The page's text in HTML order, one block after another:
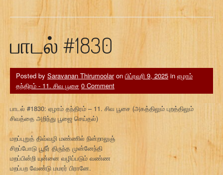
பாடல் #1830
Posted by Saravanan Thirumoolaron பிப்ரவரி 9, 2025 in ஏழாம்
தந்திரம் - 11. சிவ பூசை 0 Comment
பாடல் #1830: ஏழாம் தந்திரம் – 11. சிவ பூசை (அகத்திலும் புறத்திலும்
சிவத்தை அறிந்து பூஜை செய்தல்)
மறப்புறுத் திவ்வழி மண்ணில் நின்றாலுஞ்
சிறப்போடு பூநீர் திருந்த முன்னேந்தி
மறப்பின்றி யுன்னை வழிப்படும் வண்ண
மறப்பற வேண்டு மமரர் பிரானே.